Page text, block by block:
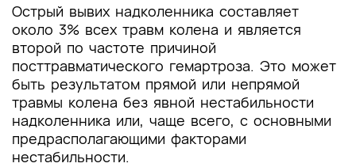
Острый вывих надколенника составляет
около 3% всех травм колена и является
второй по частоте причиной
посттравматического гемартроза. Это может
быть результатом прямой или непрямой
травмы колена без явной нестабильности
надколенника или, чаще всего, с основными
предрасполагающими факторами
нестабильности.